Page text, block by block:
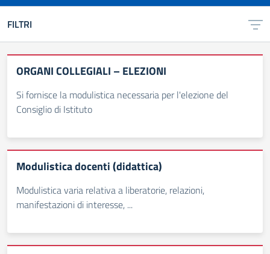
FILTRI
ORGANI COLLEGIALI – ELEZIONI
Si fornisce la modulistica necessaria per l'elezione del
Consiglio di Istituto
Modulistica docenti (didattica)
Modulistica varia relativa a liberatorie, relazioni,
manifestazioni di interesse, ...